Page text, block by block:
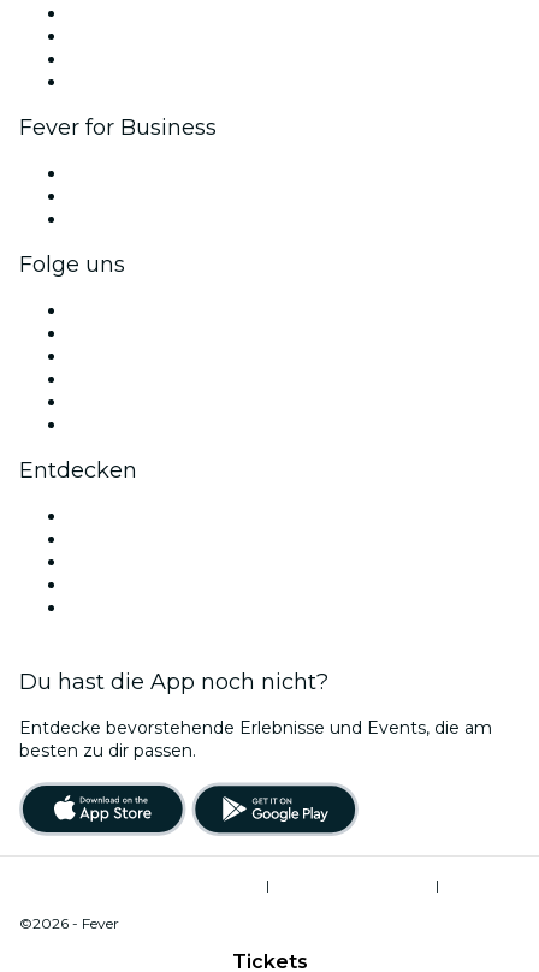
Tickets
Fever for Business
Folge uns
Entdecken
Du hast die App noch nicht?
Entdecke bevorstehende Erlebnisse und Events, die am
besten zu dir passen.
|
|
©2026 - Fever